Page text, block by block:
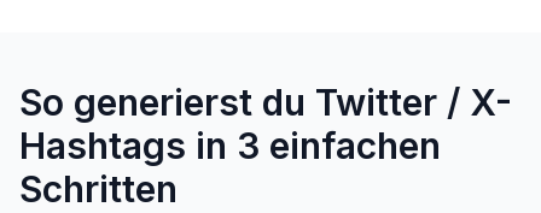
So generierst du Twitter / X-
Hashtags in 3 einfachen
Schritten